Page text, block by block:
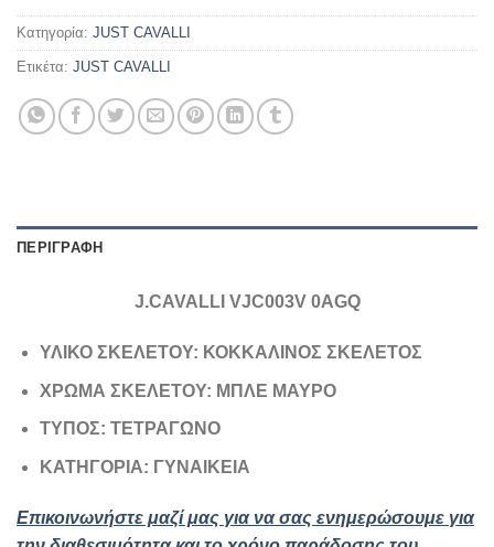
Κατηγορία: JUST CAVALLI
Ετικέτα: JUST CAVALLI
ΠΕΡΙΓΡΑΦΉ
J.CAVALLI VJC003V 0AGQ
ΥΛΙΚΟ ΣΚΕΛΕΤΟΥ: ΚΟΚΚΑΛΙΝΟΣ ΣΚΕΛΕΤΟΣ
ΧΡΩΜΑ ΣΚΕΛΕΤΟΥ: ΜΠΛΕ ΜΑΥΡΟ
ΤΥΠΟΣ: ΤΕΤΡΑΓΩΝΟ
ΚΑΤΗΓΟΡΙΑ: ΓΥΝΑΙΚΕΙΑ
Επικοινωνήστε μαζί μας για να σας ενημερώσουμε για